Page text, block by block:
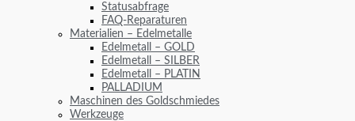
Statusabfrage
FAQ-Reparaturen
Materialien – Edelmetalle
Edelmetall – GOLD
Edelmetall – SILBER
Edelmetall – PLATIN
PALLADIUM
Maschinen des Goldschmiedes
Werkzeuge